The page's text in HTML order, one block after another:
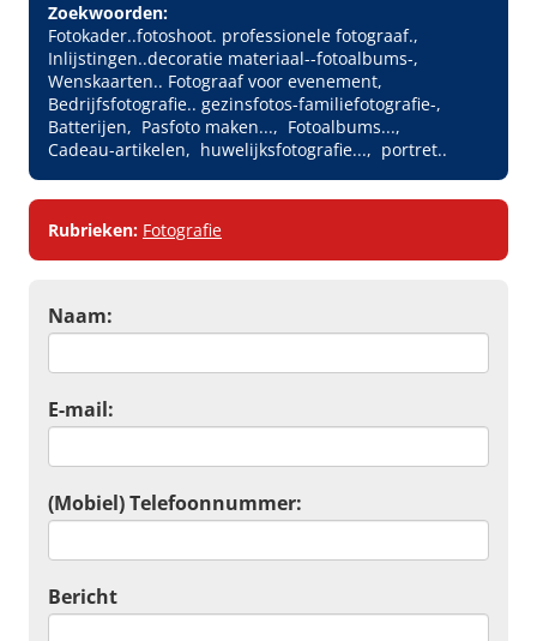
Zoekwoorden:
Fotokader..fotoshoot. professionele fotograaf.
Inlijstingen..decoratie materiaal--fotoalbums-
Wenskaarten.. Fotograaf voor evenement
Bedrijfsfotografie.. gezinsfotos-familiefotografie-
Batterijen
Pasfoto maken...
Fotoalbums...
Cadeau-artikelen
huwelijksfotografie... portret..
Rubrieken: Fotografie
Naam:
E-mail:
(Mobiel) Telefoonnummer:
Bericht